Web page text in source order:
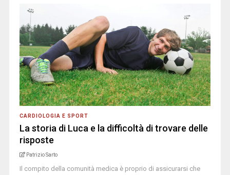
CARDIOLOGIA E SPORT
La storia di Luca e la difficoltà di trovare delle
risposte
Patrizio Sarto
Il compito della comunità medica è proprio di assicurarsi che